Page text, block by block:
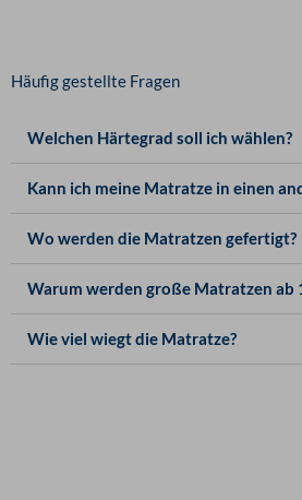
Häufig gestellte Fragen
Welchen Härtegrad soll ich wählen?
Kann ich meine Matratze in einen
Wo werden die Matratzen gefertigt?
Warum werden große Matratzen ab
Wie viel wiegt die Matratze?